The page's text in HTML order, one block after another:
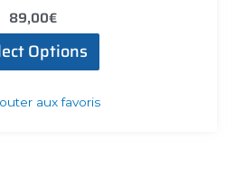
89,00€
Options
aux favoris